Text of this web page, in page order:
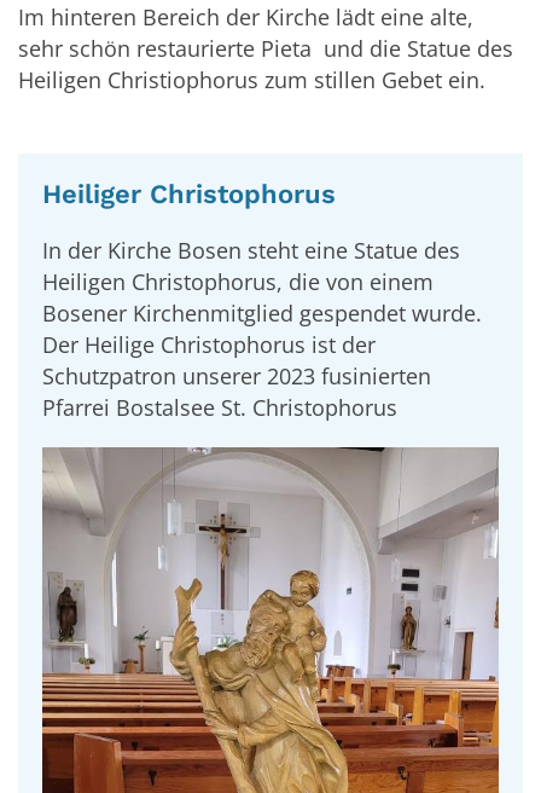
Im hinteren Bereich der Kirche lädt eine alte,
sehr schön restaurierte Pieta und die Statue des
Heiligen Christiophorus zum stillen Gebet ein.
Heiliger Christophorus
In der Kirche Bosen steht eine Statue des
Heiligen Christophorus, die von einem
Bosener Kirchenmitglied gespendet wurde.
Der Heilige Christophorus ist der
Schutzpatron unserer 2023 fusinierten
Pfarrei Bostalsee St. Christophorus